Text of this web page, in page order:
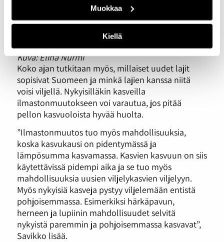
Muokkaa
Kiellä
Kuva: Elina Nurmi
Koko ajan tutkitaan myös, millaiset uudet lajit
sopisivat Suomeen ja minkä lajien kanssa niitä
voisi viljellä. Nykyisilläkin kasveilla
ilmastonmuutokseen voi varautua, jos pitää
pellon kasvuoloista hyvää huolta.
”Ilmastonmuutos tuo myös mahdollisuuksia,
koska kasvukausi on pidentymässä ja
lämpösumma kasvamassa. Kasvien kasvuun on siis
käytettävissä pidempi aika ja se tuo myös
mahdollisuuksia uusien viljelykasvien viljelyyn.
Myös nykyisiä kasveja pystyy viljelemään entistä
pohjoisemmassa. Esimerkiksi härkäpavun,
herneen ja lupiinin mahdollisuudet selvitä
nykyistä paremmin ja pohjoisemmassa kasvavat”,
Savikko lisää.